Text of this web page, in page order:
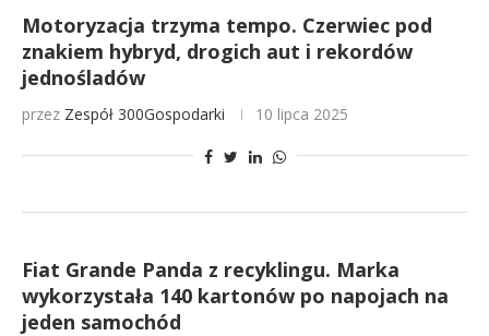
Motoryzacja trzyma tempo. Czerwiec pod
znakiem hybryd, drogich aut i rekordów
jednośladów
przez Zespół 300Gospodarki 10 lipca 2025
Fiat Grande Panda z recyklingu. Marka
wykorzystała 140 kartonów po napojach na
jeden samochód